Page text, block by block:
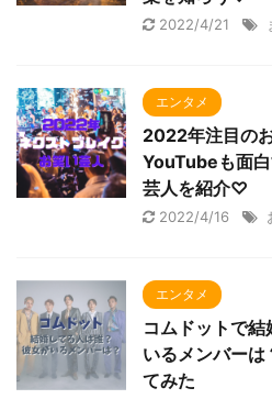
2022/4/21
エンタメ
2022年注目の
YouTubeも面
芸人を紹介♡
2022/4/16
エンタメ
コムドットで
いるメンバー
てみた